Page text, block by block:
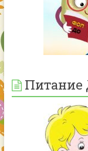
Питание